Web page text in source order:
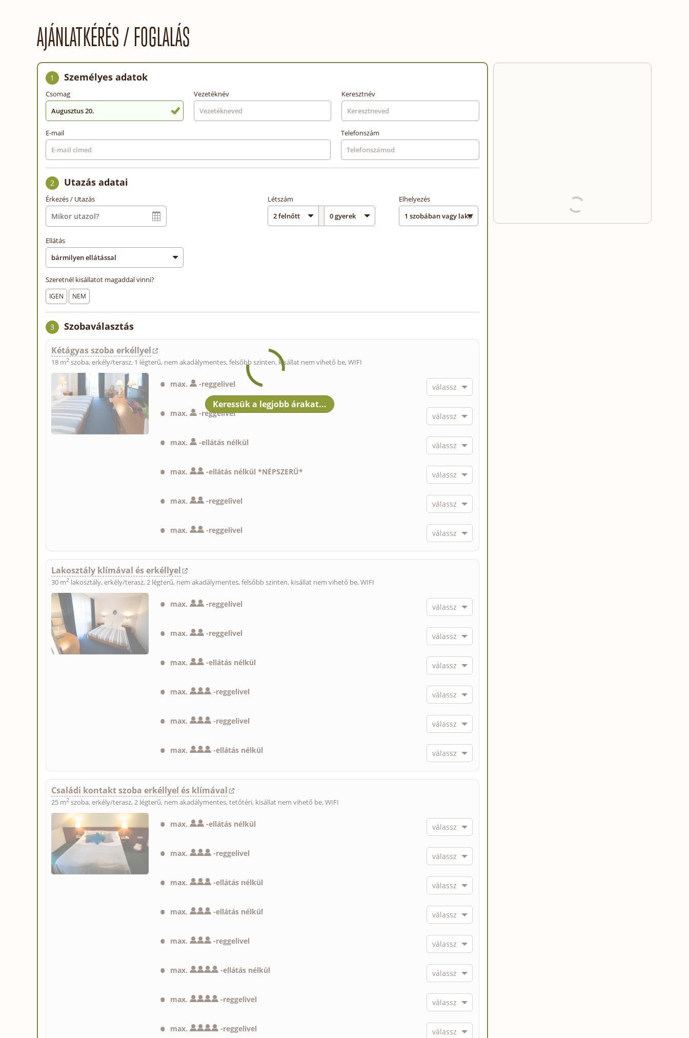
AJÁNLATKÉRÉS / FOGLALÁS
1 Személyes adatok
Csomag
Augusztus 20.
Vezetéknév Keresztnév
E-mail Telefonszám
2 Utazás adatai
Érkezés / Utazás Létszám Elhelyezés
Ellátás
Szeretnél kisállatot magaddal vinni?
IGEN NEM
3 Szobaválasztás
Kétágyas szoba erkéllyel
18 m2 szoba, erkély/terasz, 1 légterű, nem akadálymentes, felsőbb szinten, kisállat nem vihető be, WIFI
max. -reggelivel
max. -reggelivel
max. -ellátás nélkül
max. -ellátás nélkül *NÉPSZERŰ*
max. -reggelivel
max. -reggelivel
Lakosztály klímával és erkéllyel
30 m2 lakosztály, erkély/terasz, 2 légterű, nem akadálymentes, felsőbb szinten, kisállat nem vihető be, WIFI
max. -reggelivel
max. -reggelivel
max. -ellátás nélkül
max. -reggelivel
max. -reggelivel
max. -ellátás nélkül
Családi kontakt szoba erkéllyel és klímával
25 m2 szoba, erkély/terasz, 2 légterű, nem akadálymentes, tetőtéri, kisállat nem vihető be, WIFI
max. -ellátás nélkül
max. -reggelivel
max. -ellátás nélkül
max. -ellátás nélkül
max. -reggelivel
max. -ellátás nélkül
max. -reggelivel
max. -reggelivel